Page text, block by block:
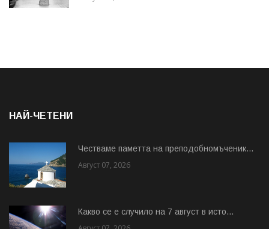
НАЙ-ЧЕТЕНИ
Честваме паметта на преподобномъченик...
Август 07, 2026
Какво се е случило на 7 август в исто...